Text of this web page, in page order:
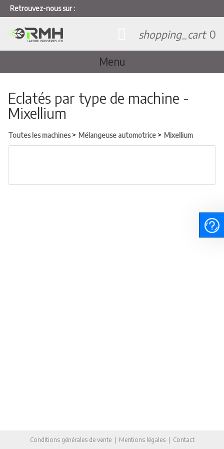
Retrouvez-nous sur :
Menu
shopping_cart 0
Eclatés par type de machine -
Mixellium
Toutes les machines Mélangeuse automotrice Mixellium
Conditions générales de vente Mentions légales Contact